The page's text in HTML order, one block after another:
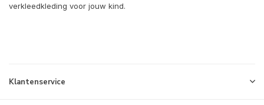
verkleedkleding voor jouw kind.
Klantenservice